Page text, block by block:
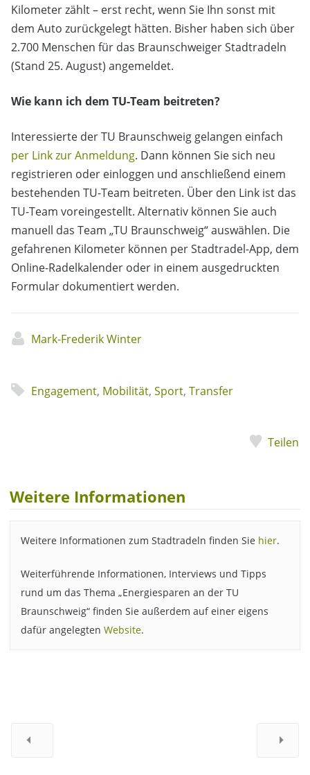
Kilometer zählt – erst recht, wenn Sie Ihn sonst mit
dem Auto zurückgelegt hätten. Bisher haben sich über
2.700 Menschen für das Braunschweiger Stadtradeln
(Stand 25. August) angemeldet.
Wie kann ich dem TU-Team beitreten?
Interessierte der TU Braunschweig gelangen einfach
per Link zur Anmeldung. Dann können Sie sich neu
registrieren oder einloggen und anschließend einem
bestehenden TU-Team beitreten. Über den Link ist das
TU-Team voreingestellt. Alternativ können Sie auch
manuell das Team „TU Braunschweig“ auswählen. Die
gefahrenen Kilometer können per Stadtradel-App, dem
Online-Radelkalender oder in einem ausgedruckten
Formular dokumentiert werden.
Mark-Frederik Winter
Engagement, Mobilität, Sport, Transfer
Teilen
Weitere Informationen
Weitere Informationen zum Stadtradeln finden Sie hier.
Weiterführende Informationen, Interviews und Tipps
rund um das Thema „Energiesparen an der TU
Braunschweig“ finden Sie außerdem auf einer eigens
dafür angelegten Website.